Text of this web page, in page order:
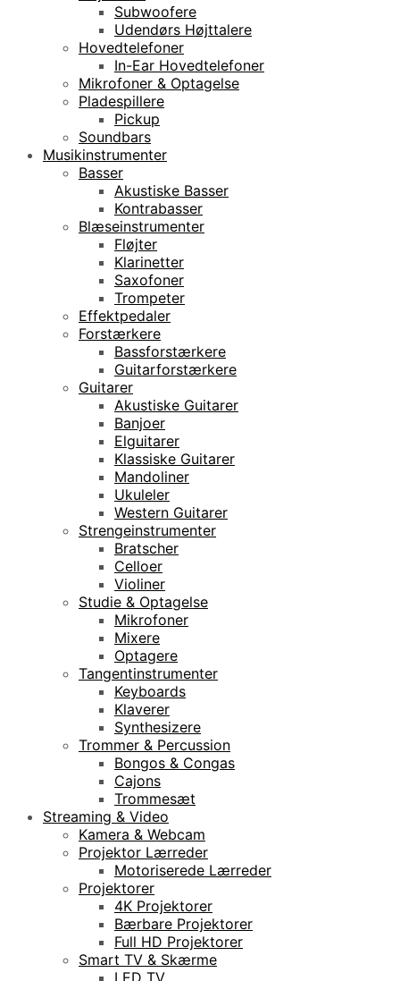
Subwoofere
Udendørs Højttalere
Hovedtelefoner
In-Ear Hovedtelefoner
Mikrofoner & Optagelse
Pladespillere
Pickup
Soundbars
Musikinstrumenter
Basser
Akustiske Basser
Kontrabasser
Blæseinstrumenter
Fløjter
Klarinetter
Saxofoner
Trompeter
Effektpedaler
Forstærkere
Bassforstærkere
Guitarforstærkere
Guitarer
Akustiske Guitarer
Banjoer
Elguitarer
Klassiske Guitarer
Mandoliner
Ukuleler
Western Guitarer
Strengeinstrumenter
Bratscher
Celloer
Violiner
Studie & Optagelse
Mikrofoner
Mixere
Optagere
Tangentinstrumenter
Keyboards
Klaverer
Synthesizere
Trommer & Percussion
Bongos & Congas
Cajons
Trommesæt
Streaming & Video
Kamera & Webcam
Projektor Lærreder
Motoriserede Lærreder
Projektorer
4K Projektorer
Bærbare Projektorer
Full HD Projektorer
Smart TV & Skærme
LED TV